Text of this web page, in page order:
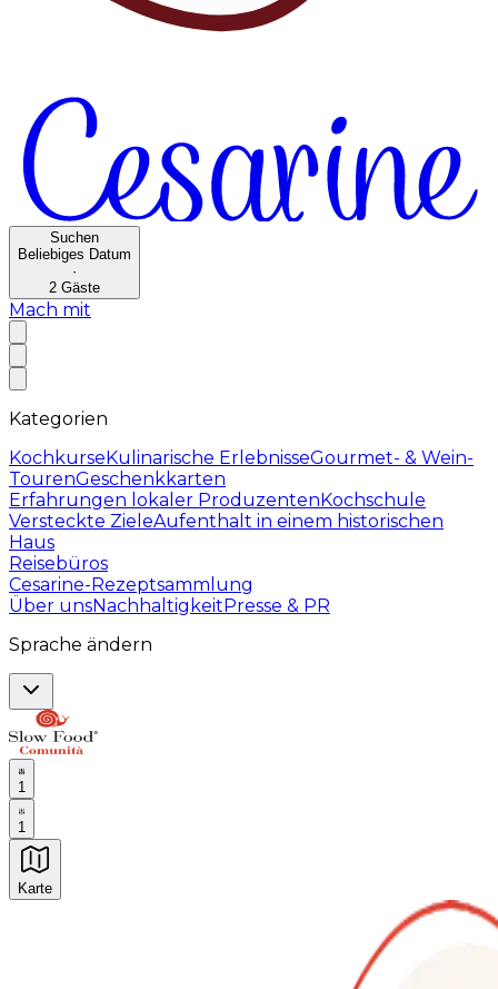
Suchen
Beliebiges Datum
·
2 Gäste
Mach mit
Kategorien
KochkurseKulinarische ErlebnisseGourmet- & Wein-
TourenGeschenkkarten
Erfahrungen lokaler ProduzentenKochschule
Versteckte ZieleAufenthalt in einem historischen
Haus
Reisebüros
Cesarine-Rezeptsammlung
Über unsNachhaltigkeitPresse & PR
Sprache ändern
1
1
Karte
Unvergessliche kulinarische Erlebnisse: